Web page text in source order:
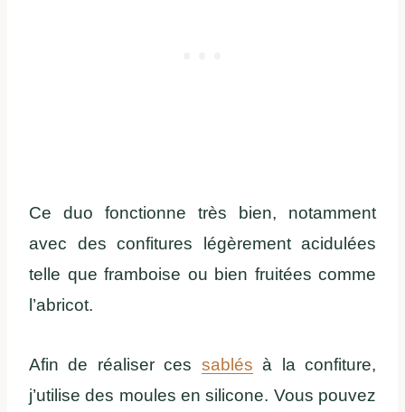
Ce duo fonctionne très bien, notamment
avec des confitures légèrement acidulées
telle que framboise ou bien fruitées comme
l’abricot.
Afin de réaliser ces sablés à la confiture,
j’utilise des moules en silicone. Vous pouvez